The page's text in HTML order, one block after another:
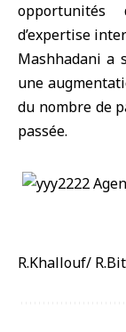
opportunités
d’expertise
Mashhadani a
une
du nombre de
passée.
R.Khallouf/